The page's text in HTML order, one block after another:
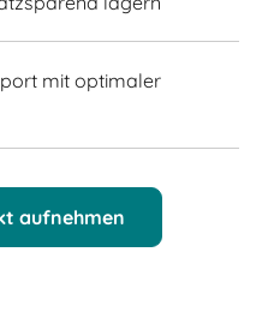
mit optimaler
aufnehmen